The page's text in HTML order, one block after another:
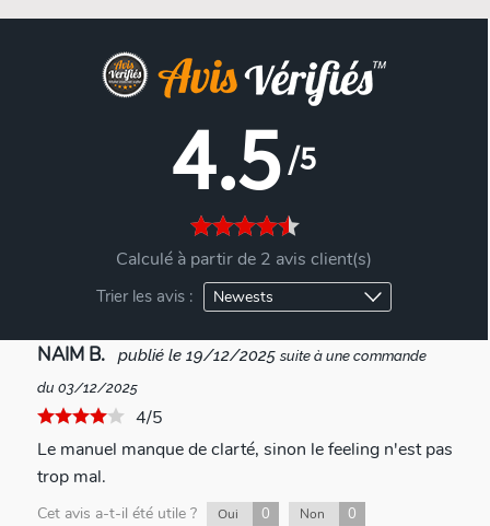
4.5/5
Calculé à partir de 2 avis client(s)
Trier les avis :
NAIM B. publié le 19/12/2025 suite à une commande
du 03/12/2025
4/5
Le manuel manque de clarté, sinon le feeling n'est pas
trop mal.
Cet avis a-t-il été utile ? Oui 0 Non 0